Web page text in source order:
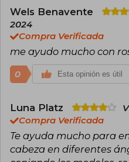
Wels Benavente
2024
Compra Verificada
me ayudo mucho con
0 Esta opinión es útil
Luna Platz
Compra Verificada
Te ayuda mucho para
cabeza en diferentes